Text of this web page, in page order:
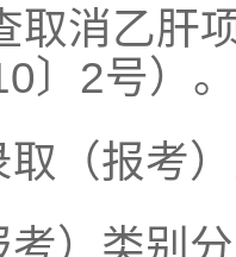
取消乙肝
〕2号）。
（报考）
类别分